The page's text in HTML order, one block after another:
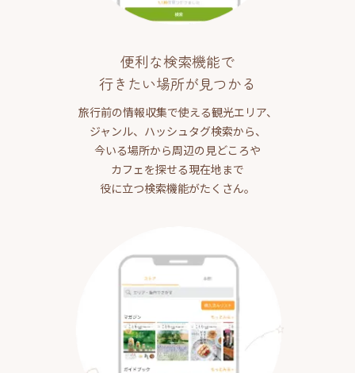
便利な検索機能で
行きたい場所が見つかる
旅行前の情報収集で使える観光エリア、
ジャンル、ハッシュタグ検索から、
今いる場所から周辺の見どころや
カフェを探せる現在地まで
役に立つ検索機能がたくさん。